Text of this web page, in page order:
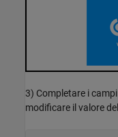
3) Completare i
modificare il valore